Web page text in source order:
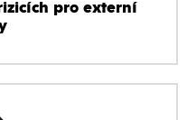
pro externí